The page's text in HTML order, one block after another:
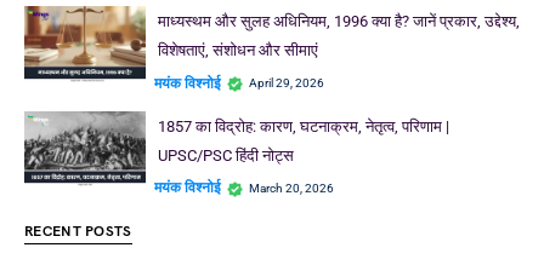
माध्यस्थम और सुलह अधिनियम, 1996 क्या है? जानें प्रकार, उद्देश्य,
विशेषताएं, संशोधन और सीमाएं
मयंक विश्नोई April 29, 2026
1857 का विद्रोह: कारण, घटनाक्रम, नेतृत्व, परिणाम |
UPSC/PSC हिंदी नोट्स
मयंक विश्नोई March 20, 2026
RECENT POSTS